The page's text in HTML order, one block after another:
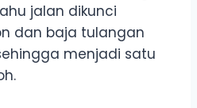
jalan dikunci
dan baja tulangan
menjadi satu